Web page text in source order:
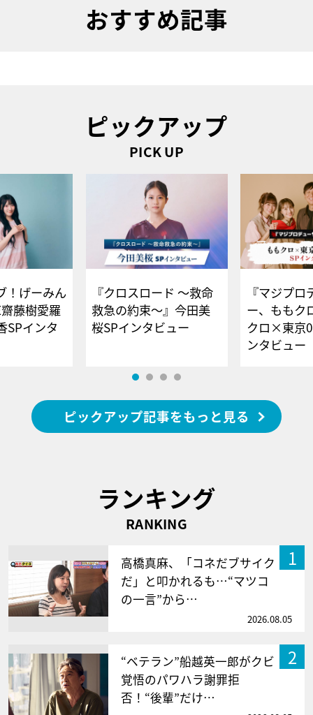
おすすめ記事
ピックアップ
PICK UP
！げーみん
藤樹愛羅
SPインタ
『クロスロード ～救命
救急の約束～』今田美
桜SPインタビュー
『マジプロ
ー、ももク
クロ×東京
ンタビュー
ピックアップ記事をもっと見る
ランキング
RANKING
1
高橋真麻、「コネだブサイク
だ」と叩かれるも…“マツコ
の一言”から…
2026.08.05
2
“ベテラン”船越英一郎がクビ
覚悟のパワハラ謝罪拒
否！“後輩”だけ…